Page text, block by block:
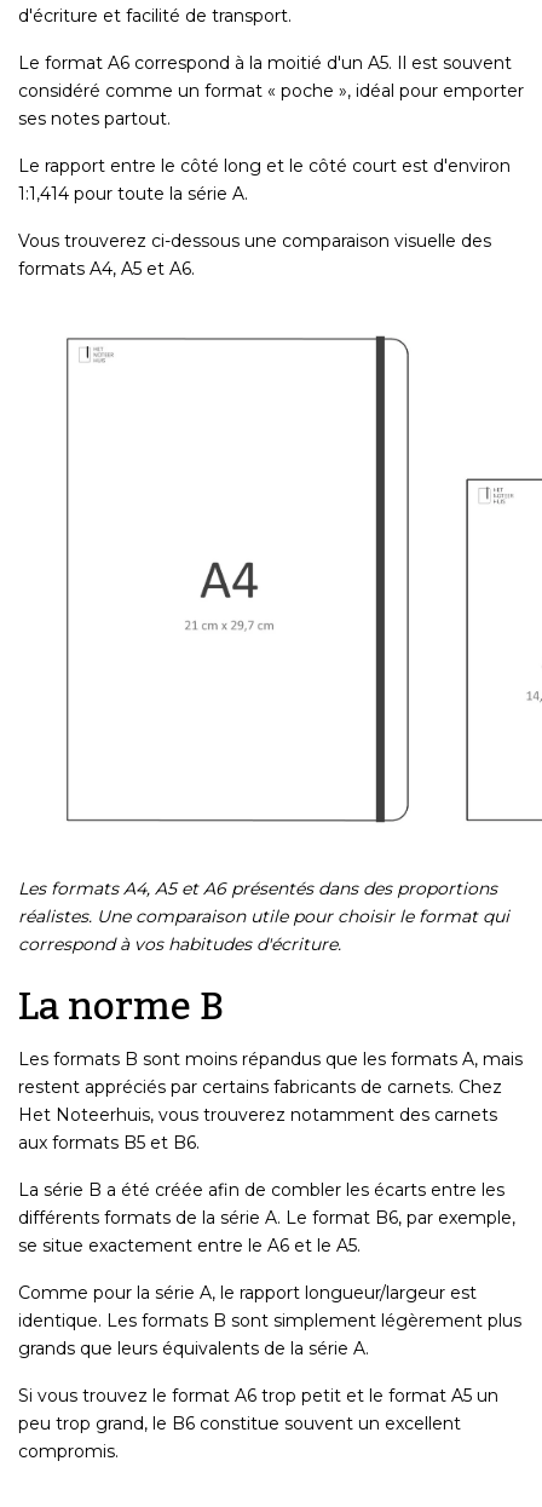
d'écriture et facilité de transport.
Le format A6 correspond à la moitié d'un A5. Il est souvent
considéré comme un format « poche », idéal pour emporter
ses notes partout.
Le rapport entre le côté long et le côté court est d'environ
1:1,414 pour toute la série A.
Vous trouverez ci-dessous une comparaison visuelle des
formats A4, A5 et A6.
Les formats A4, A5 et A6 présentés dans des proportions
réalistes. Une comparaison utile pour choisir le format qui
correspond à vos habitudes d'écriture.
La norme B
Les formats B sont moins répandus que les formats A, mais
restent appréciés par certains fabricants de carnets. Chez
Het Noteerhuis, vous trouverez notamment des carnets
aux formats B5 et B6.
La série B a été créée afin de combler les écarts entre les
différents formats de la série A. Le format B6, par exemple,
se situe exactement entre le A6 et le A5.
Comme pour la série A, le rapport longueur/largeur est
identique. Les formats B sont simplement légèrement plus
grands que leurs équivalents de la série A.
Si vous trouvez le format A6 trop petit et le format A5 un
peu trop grand, le B6 constitue souvent un excellent
compromis.